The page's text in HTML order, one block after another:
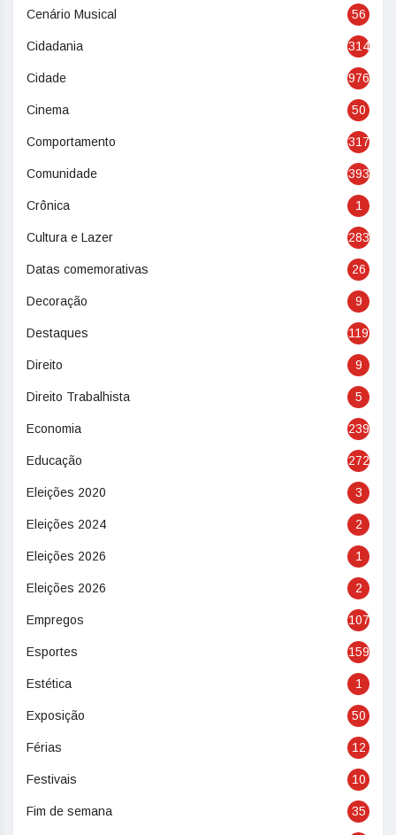
Cenário Musical 56
Cidadania 314
Cidade 976
Cinema 50
Comportamento 317
Comunidade 393
Crônica 1
Cultura e Lazer 283
Datas comemorativas 26
Decoração 9
Destaques 119
Direito 9
Direito Trabalhista 5
Economia 239
Educação 272
Eleições 2020 3
Eleições 2024 2
Eleições 2026 1
Eleições 2026 2
Empregos 107
Esportes 159
Estética 1
Exposição 50
Férias 12
Festivais 10
Fim de semana 35